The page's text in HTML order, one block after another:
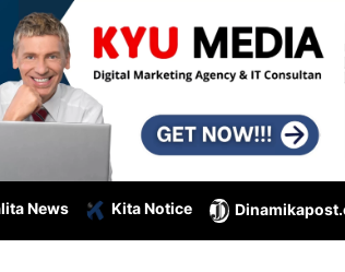
News Kita Notice